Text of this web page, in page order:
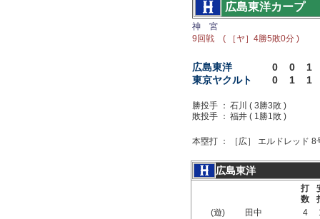
広島東洋カープ
神 宮
9回戦 ( ［ヤ］4勝5敗0分 )
広島東洋 0 0
1
東京ヤクルト
0 1 1
勝投手 ： 石川 ( 3勝3敗 )
敗投手 ： 福井 ( 1勝1敗 )
本塁打 ： ［広］ エルドレッド
広島東洋
打
数
(遊)
田中 4